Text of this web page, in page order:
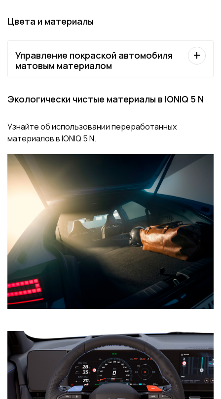
Цвета и материалы
Управление покраской автомобиля
матовым материалом
Экологически чистые материалы в IONIQ 5 N
Узнайте об использовании переработанных
материалов в IONIQ 5 N.